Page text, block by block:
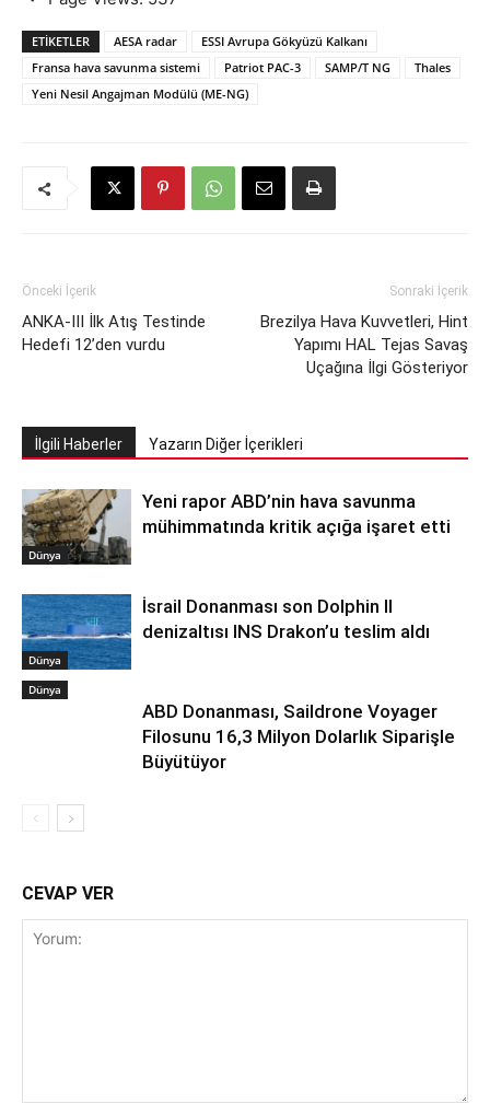
ETIKETLER AESA radar
ESSI Avrupa Gökyüzü Kalkanı
Fransa hava savunma sistemi
Patriot PAC-3 SAMP/T NG
Thales
Yeni Nesil Angajman Modülü (ME-NG)
Önceki İçerik
ANKA-III İlk Atış Testinde
Hedefi 12’den vurdu
Sonraki İçerik
Brezilya Hava Kuvvetleri, Hint
Yapımı HAL Tejas Savaş
Uçağına İlgi Gösteriyor
İlgili Haberler Yazarın Diğer İçerikleri
Dünya
Yeni rapor ABD’nin hava savunma
mühimmatında kritik açığa işaret etti
Dünya
İsrail Donanması son Dolphin II
denizaltısı INS Drakon’u teslim aldı
Dünya
ABD Donanması, Saildrone Voyager
Filosunu 16,3 Milyon Dolarlık Siparişle
Büyütüyor
CEVAP VER